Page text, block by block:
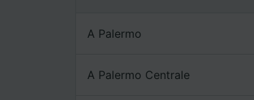
A Palermo
A Palermo Centrale